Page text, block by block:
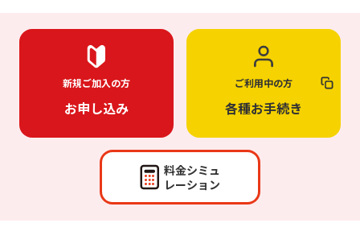
新規ご加入の方
お申し込み
ご利用中の方
各種お手続き
料金シミュ
レーション